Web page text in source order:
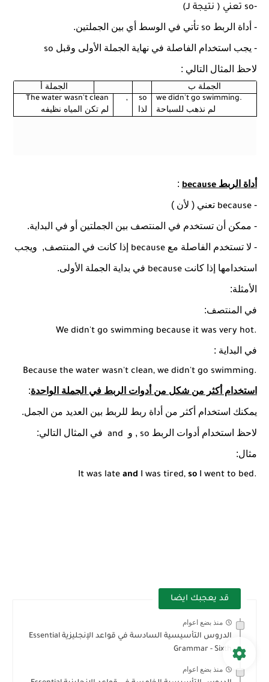
-
so تعني ( نتيجة لـ)
- أداة الربط so تأتي في الوسط أي بين الجملتين.
- يجب استخدام الفاصلة في نهاية الجملة الأولى وقبل so
لاحظ المثال التالي :
الجملة ب الجملة أ
we didn't go swimming.
لم نذهب للسباحة
so
لذا
,
The water wasn't clean
لم تكن المياه نظيفه
أداة الربط because
:
-
because تعني ( لأن )
- ممكن أن تستخدم في المنتصف بين الجملتين أو في البداية.
- لا تستخدم الفاصلة مع because إذا كانت في المنتصف, ويجب
استخدامها إذا كانت because في بداية الجملة الأولى.
الأمثلة:
في المنتصف:
We didn't go swimming because it was very hot.
في البداية :
Because the water wasn't clean, we didn't go swimming.
استخدام أكثر من شكل من أدوات الربط في الجملة الواحدة:
يمكنك استخدام أكثر من أداة ربط للربط بين العديد من الجمل.
لاحظ استخدام أدوات الربط so , و and في المثال التالي:
مثال:
It was late and I was tired, so I went to bed.
قد يعجبك ايضا
منذ بضع اعوام
الدروس التأسيسية السادسة في قواعد الإنجليزية Essential
Grammar - Sixth
منذ بضع اعوام